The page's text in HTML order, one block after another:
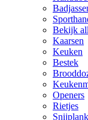
Bekijk
Kaarsen
Keuken
Bestek
Openers
Rietjes